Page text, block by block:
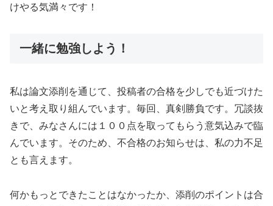
けやる気満々です！
一緒に勉強しよう！
私は論文添削を通じて、投稿者の合格を少しでも近づけた
いと考え取り組んでいます。毎回、真剣勝負です。冗談抜
きで、みなさんには１００点を取ってもらう意気込みで臨
んでいます。そのため、不合格のお知らせは、私の力不足
とも言えます。
何かもっとできたことはなかったか、添削のポイントは合